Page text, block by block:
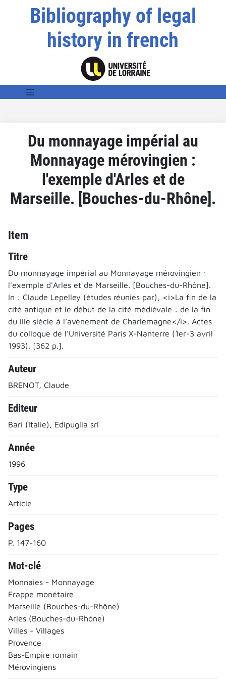
Bibliography of legal
history in french
Du monnayage impérial au
Monnayage mérovingien :
l'exemple d'Arles et de
Marseille. [Bouches-du-Rhône].
Item
Titre
Du monnayage impérial au Monnayage mérovingien :
l'exemple d'Arles et de Marseille. [Bouches-du-Rhône].
In : Claude Lepelley (études réunies par), <i>La fin de la
cité antique et le début de la cité médiévale : de la fin
du IIIe siècle à l’avènement de Charlemagne</i>. Actes
du colloque de l’Université Paris X-Nanterre (1er-3 avril
1993). [362 p.].
Auteur
BRENOT, Claude
Editeur
Bari (Italie), Edipuglia srl
Année
1996
Type
Article
Pages
P. 147-160
Mot-clé
Monnaies - Monnayage
Frappe monétaire
Marseille (Bouches-du-Rhône)
Arles (Bouches-du-Rhône)
Villes - Villages
Provence
Bas-Empire romain
Mérovingiens